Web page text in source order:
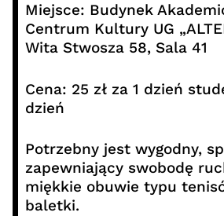
Miejsce: Budynek
Centrum Kultury UG
Wita Stwosza 58, Sala 41
Cena: 25 zł za 1 dzień
dzień
Potrzebny jest wygodny,
zapewniający swobodę
miękkie obuwie typu
baletki.